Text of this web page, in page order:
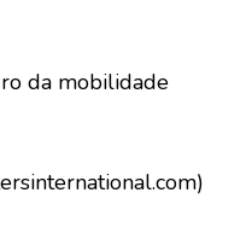
da mobilidade